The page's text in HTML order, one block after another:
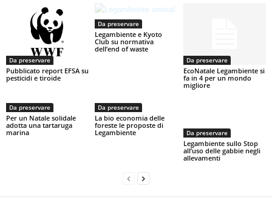
Da preservare
Pubblicato report EFSA su
pesticidi e tiroide
Da preservare
Legambiente e Kyoto
Club su normativa
dell’end of waste
Da preservare
EcoNatale Legambiente si
fa in 4 per un mondo
migliore
Da preservare
Per un Natale solidale
adotta una tartaruga
marina
Da preservare
La bio economia delle
foreste le proposte di
Legambiente
Da preservare
Legambiente sullo Stop
all’uso delle gabbie negli
allevamenti